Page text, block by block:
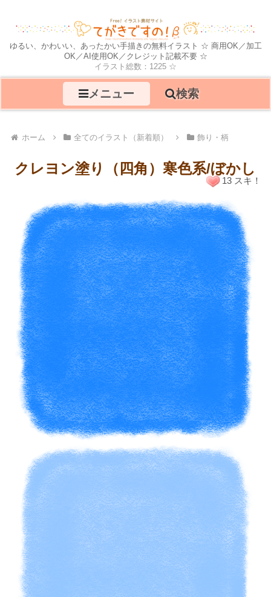
ゆるい、かわいい、あったかい手描きの無料イラスト ☆ 商用OK／加工
OK／AI使用OK／クレジット記載不要 ☆
イラスト総数：1225 ☆
メニュー 検索
ホーム 全てのイラスト（新着順） 飾り・柄
クレヨン塗り（四角）寒色系/ぼかし
13 スキ！